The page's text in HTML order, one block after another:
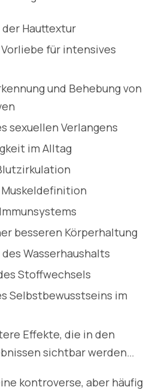
Hauttextur
für intensives
und Behebung von
sexuellen Verlangens
im Alltag
besseren Körperhaltung
Wasserhaushalts
Stoffwechsels
Selbstbewusstseins im
Effekte, die in den
sichtbar werden…
kontroverse, aber häufig